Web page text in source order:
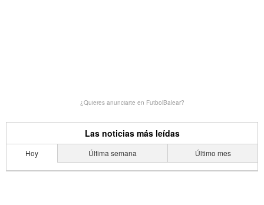
¿Quieres anunciarte en FutbolBalear?
Las noticias más leídas
Hoy Última semana Último mes